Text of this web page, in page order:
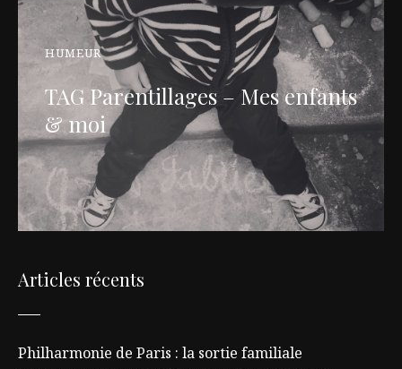
HUMEUR
TAG Parentillages – Mes enfants
& moi
Articles récents
Philharmonie de Paris : la sortie familiale